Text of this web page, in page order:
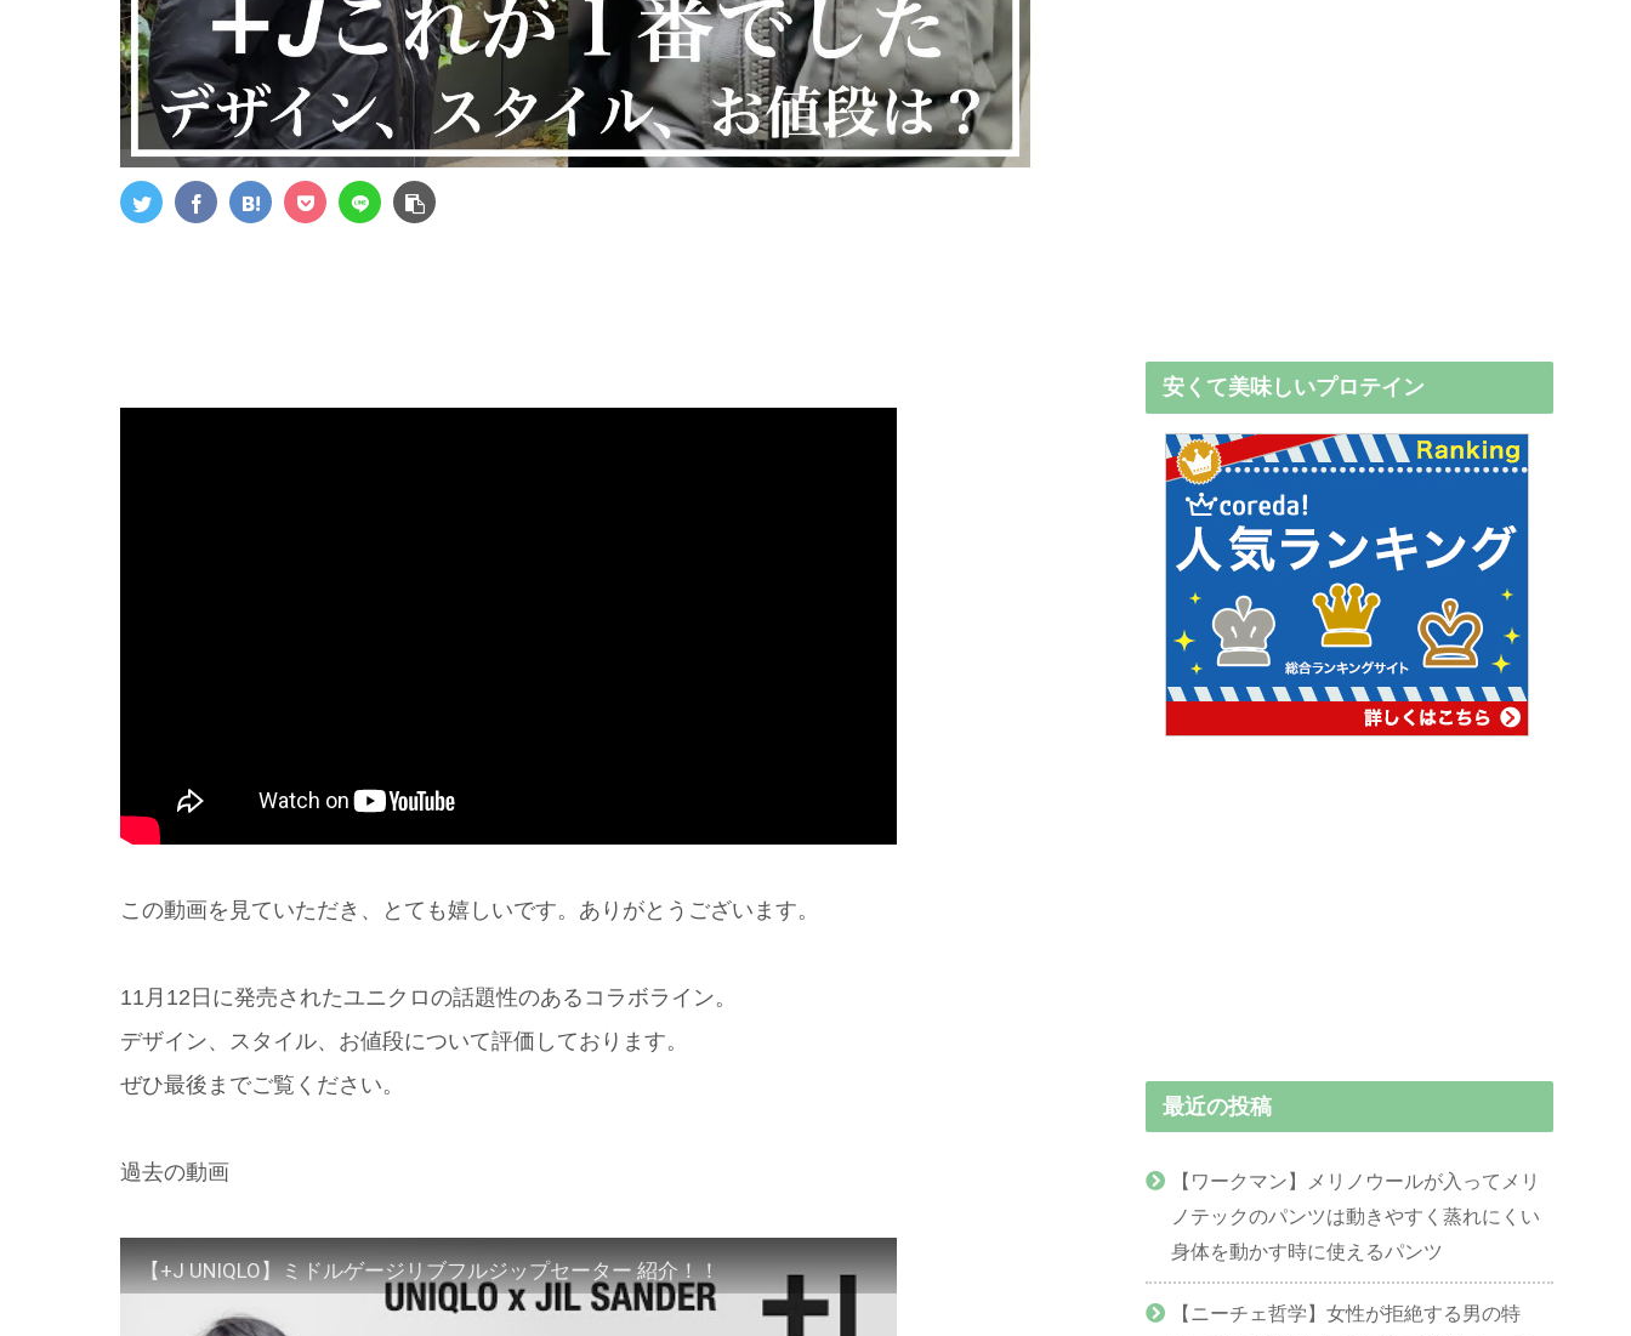
この動画を見ていただき、とても嬉しいです。ありがとうございます。
11月12日に発売されたユニクロの話題性のあるコラボライン。
デザイン、スタイル、お値段について評価しております。
ぜひ最後までご覧ください。
過去の動画
【+J UNIQLO】ミドルゲージリブフルジップセーター 紹介！！
安くて美味しいプロテイン
最近の投稿
【ワークマン】メリノウールが入ってメリ
ノテックのパンツは動きやすく蒸れにくい
身体を動かす時に使えるパンツ
【ニーチェ哲学】女性が拒絶する男の特